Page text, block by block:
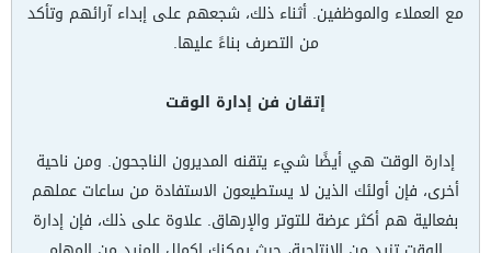
مع العملاء والموظفين. أثناء ذلك، شجعهم على إبداء آرائهم وتأكد
من التصرف بناءً عليها.
إتقان فن إدارة الوقت
إدارة الوقت هي أيضًا شيء يتقنه المديرون الناجحون. ومن ناحية
أخرى، فإن أولئك الذين لا يستطيعون الاستفادة من ساعات عملهم
بفعالية هم أكثر عرضة للتوتر والإرهاق. علاوة على ذلك، فإن إدارة